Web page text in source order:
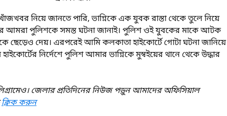
নিয়ে জানতে পারি, ভাগ্নিকে এক যুবক রাস্তা থেকে তুলে নিয়ে
আমরা পুলিশকে সমস্ত ঘটনা জানাই। পুলিশ ওই যুবকের মাকে আটক
ছেড়েও দেয়। এরপরেই আমি কলকাতা হাইকোর্টে গোটা ঘটনা জানিয়ে
নির্দেশে পুলিশ আমার ভাগ্নিকে মুম্বইয়ের থানে থেকে উদ্ধার
জেলার প্রতিদিনের নিউজ পড়ুন আমাদের অফিসিয়াল
ক্লিক করুন